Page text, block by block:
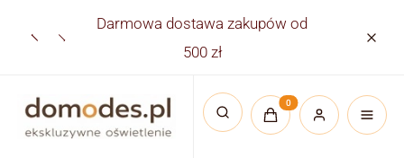
Darmowa dostawa zakupów od
500 zł
Otwórz wyszukiwarkę
Produkty w